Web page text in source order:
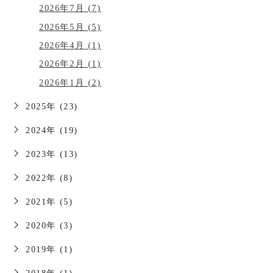
2026年7月 (7)
2026年5月 (5)
2026年4月 (1)
2026年2月 (1)
2026年1月 (2)
2025年 (23)
2024年 (19)
2023年 (13)
2022年 (8)
2021年 (5)
2020年 (3)
2019年 (1)